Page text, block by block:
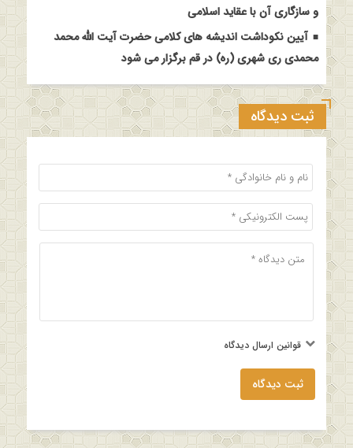
و سازگاری آن با عقاید اسلامی
آیین نکوداشت اندیشه های کلامی حضرت آیت الله محمد
محمدی ری شهری (ره) در قم برگزار می شود
ثبت دیدگاه
قوانین ارسال دیدگاه
ثبت دیدگاه